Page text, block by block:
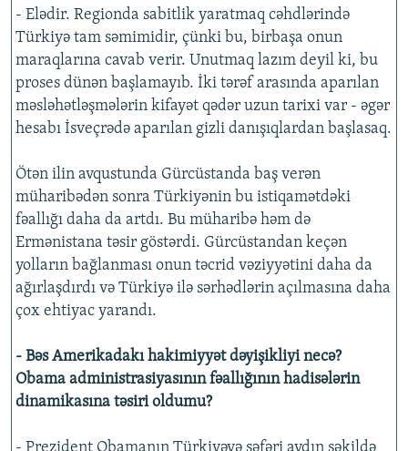
- Elədir. Regionda sabitlik yaratmaq cəhdlərində
Türkiyə tam səmimidir, çünki bu, birbaşa onun
maraqlarına cavab verir. Unutmaq lazım deyil ki, bu
proses dünən başlamayıb. İki tərəf arasında aparılan
məsləhətləşmələrin kifayət qədər uzun tarixi var - əgər
hesabı İsveçrədə aparılan gizli danışıqlardan başlasaq.
Ötən ilin avqustunda Gürcüstanda baş verən
müharibədən sonra Türkiyənin bu istiqamətdəki
fəallığı daha da artdı. Bu müharibə həm də
Ermənistana təsir göstərdi. Gürcüstandan keçən
yolların bağlanması onun təcrid vəziyyətini daha da
ağırlaşdırdı və Türkiyə ilə sərhədlərin açılmasına daha
çox ehtiyac yarandı.
- Bəs Amerikadakı hakimiyyət dəyişikliyi necə?
Obama administrasiyasının fəallığının hadisələrin
dinamikasına təsiri oldumu?